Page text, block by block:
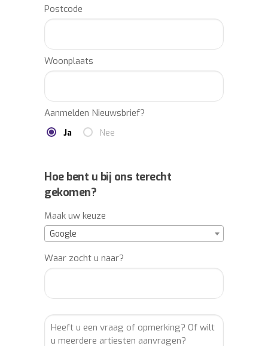
Postcode
Woonplaats
Aanmelden Nieuwsbrief?
Ja Nee
Hoe bent u bij ons terecht
gekomen?
Maak uw keuze
Google
Waar zocht u naar?